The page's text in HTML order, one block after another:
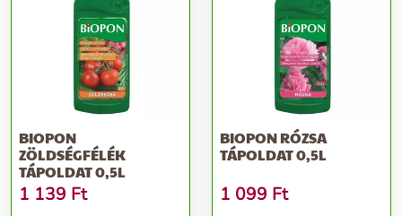
BIOPON
ZÖLDSÉGFÉLÉK
TÁPOLDAT 0,5L
1 139 Ft
BIOPON RÓZSA
TÁPOLDAT 0,5L
1 099 Ft